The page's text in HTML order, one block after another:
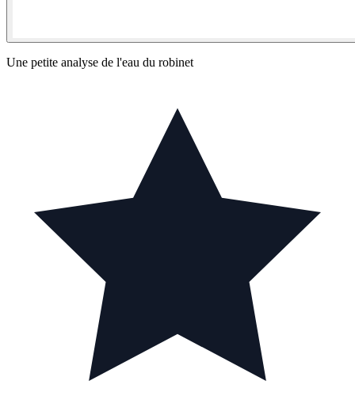
Une petite analyse de l'eau du robinet